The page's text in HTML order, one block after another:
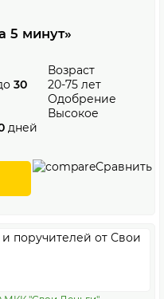
5 минут»
30
дней
Возраст
20-75 лет
Одобрение
Высокое
Сравнить